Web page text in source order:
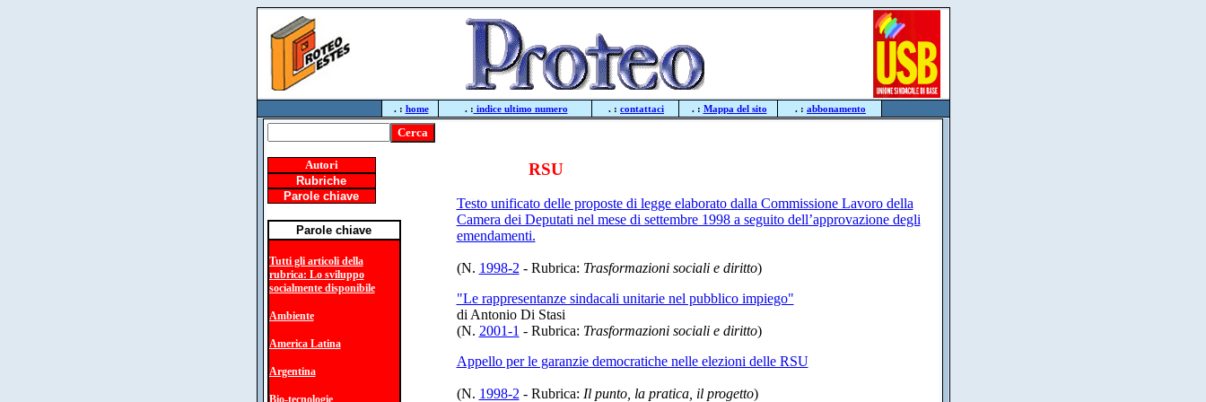
. : home . : indice ultimo numero . : contattaci . : Mappa del sito . : abbonamento
Autori
Rubriche
Parole chiave
Parole chiave
Tutti gli articoli della
rubrica: Lo sviluppo
socialmente disponibile
Ambiente
America Latina
Argentina
Bio-tecnologie
RSU
Testo unificato delle proposte di legge elaborato dalla Commissione Lavoro della
Camera dei Deputati nel mese di settembre 1998 a seguito dell’approvazione degli
emendamenti.
(N. 1998-2- Rubrica: Trasformazioni sociali e diritto)
"Le rappresentanze sindacali unitarie nel pubblico impiego"
di Antonio Di Stasi
(N. 2001-1 - Rubrica: Trasformazioni sociali e diritto)
Appello per le garanzie democratiche nelle elezioni delle RSU
(N. 1998-2- Rubrica: Il punto, la pratica, il progetto)